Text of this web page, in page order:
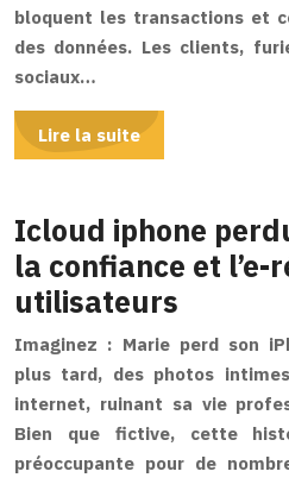
bloquent les transactions et
des données. Les clients,
sociaux…
Lire la suite
Icloud iphone
la confiance et
utilisateurs
Imaginez : Marie perd son
plus tard, des photos
internet, ruinant sa vie
Bien que fictive, cette
préoccupante pour de